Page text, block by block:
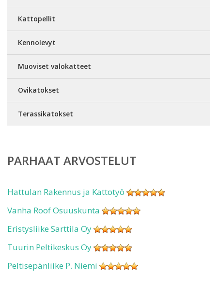
Kattopellit
Kennolevyt
Muoviset valokatteet
Ovikatokset
Terassikatokset
PARHAAT ARVOSTELUT
Hattulan Rakennus ja Kattotyö
Vanha Roof Osuuskunta
Eristysliike Sarttila Oy
Tuurin Peltikeskus Oy
Peltisepänliike P. Niemi